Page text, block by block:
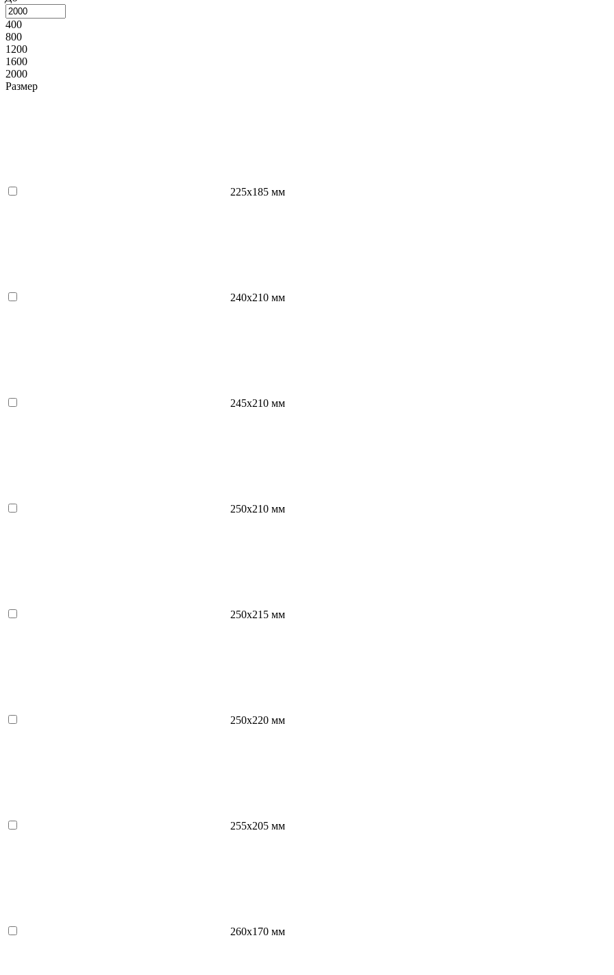
400
800
1200
1600
2000
Размер
225х185 мм
240х210 мм
245x210 мм
250x210 мм
250x215 мм
250x220 мм
255x205 мм
260x170 мм